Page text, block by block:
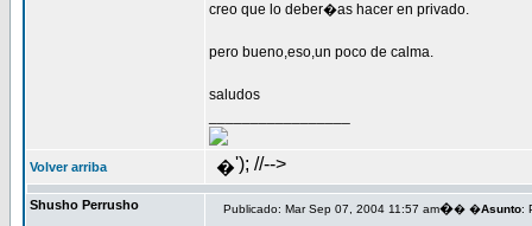
creo que lo deber�as hacer en privado.
pero bueno,eso,un poco de calma.
saludos
Volver arriba �'); //-->
Shusho Perrusho Publicado: Mar Sep 07, 2004 11:57 am�� �Asunto: